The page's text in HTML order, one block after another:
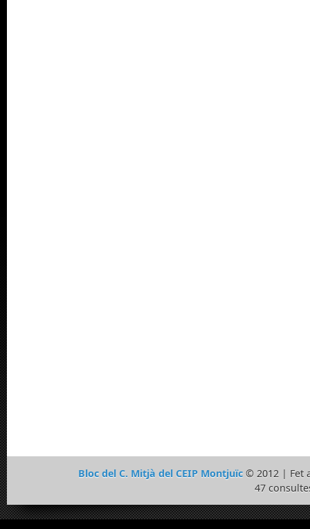
Bloc del C. Mitjà del CEIP Montjuïc © 2012 | Fet
47